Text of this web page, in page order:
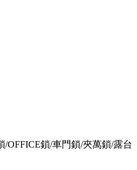
/OFFICE鎖/車門鎖/夾萬鎖/露台